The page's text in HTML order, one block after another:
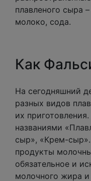
плавленого сыра
молоко, сода.
Как
На сегодняшний
разных видов
их
названиями
сыр», «Крем-
продукты
обязательное и
молочного жира и